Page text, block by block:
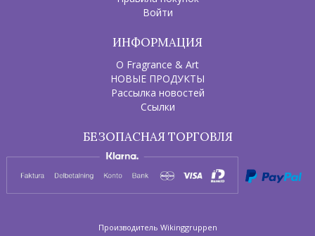
Войти
ИНФОРМАЦИЯ
О Fragrance & Art
НОВЫЕ ПРОДУКТЫ
Рассылка новостей
Ссылки
БЕЗОПАСНАЯ ТОРГОВЛЯ
Производитель Wikinggruppen